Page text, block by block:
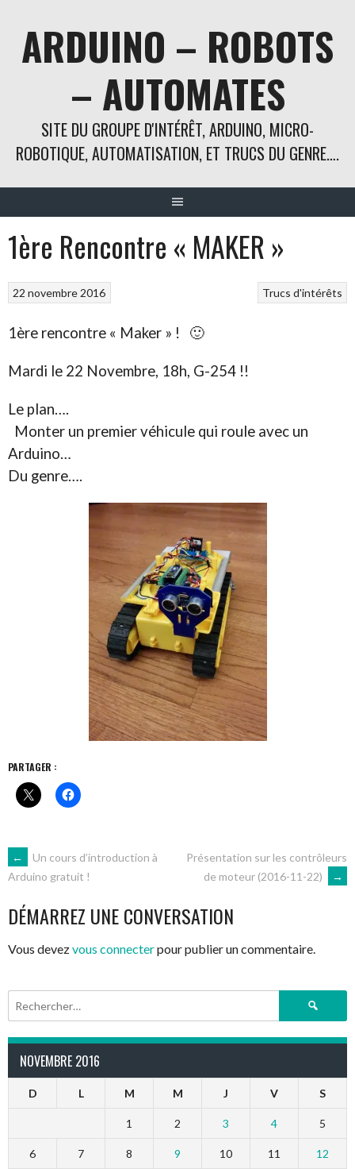
contenuARDUINO – ROBOTS
– AUTOMATES
SITE DU GROUPE D'INTÉRÊT, ARDUINO, MICRO-
ROBOTIQUE, AUTOMATISATION, ET TRUCS DU GENRE….
1ère Rencontre « MAKER »
Trucs d'intérêts
22 novembre 2016
1ère rencontre « Maker » ! 🙂
Mardi le 22 Novembre, 18h, G-254 !!
Le plan….
Monter un premier véhicule qui roule avec un
Arduino…
Du genre….
PARTAGER :
NAVIGATION
DES
ARTICLES
←
Un cours d’introduction à
Arduino gratuit !
Présentation sur les contrôleurs
de moteur (2016-11-22)
→
DÉMARREZ UNE CONVERSATION
Vous devezvous connecterpour publier un commentaire.
Rechercher :
NOVEMBRE 2016
D L M M J V S
1 2 3 4 5
6 7 8 9 10 11 12